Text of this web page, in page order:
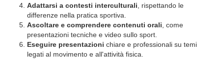
Adattarsi a contesti interculturali , rispettando le
differenze nella pratica sportiva.
Ascoltare e comprendere contenuti orali , come
presentazioni tecniche e video sullo sport.
Eseguire presentazioni chiare e professionali su temi
legati al movimento e all'attività fisica.